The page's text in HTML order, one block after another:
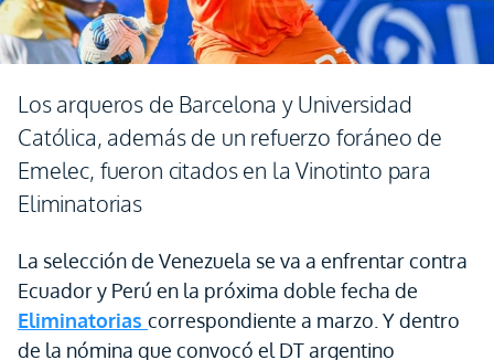
Los arqueros de Barcelona y Universidad
Católica, además de un refuerzo foráneo de
Emelec, fueron citados en la Vinotinto para
Eliminatorias
La selección de Venezuela se va a enfrentar contra
Ecuador y Perú en la próxima doble fecha de
Eliminatorias correspondiente a marzo. Y dentro
de la nómina que convocó el DT argentino